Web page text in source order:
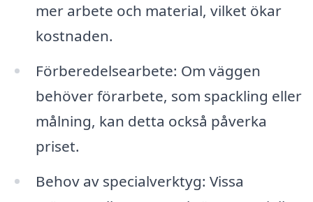
mer arbete och material, vilket ökar
kostnaden.
Förberedelsearbete: Om väggen
behöver förarbete, som spackling eller
målning, kan detta också påverka
priset.
Behov av specialverktyg: Vissa